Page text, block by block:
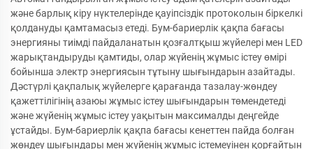
және барлық кіру нүктелерінде қауіпсіздік протоколын біркелкі
қолдануды қамтамасыз етеді. Бум-бариерлік қақпа бағасы
энергияны тиімді пайдаланатын қозғалтқыш жүйелері мен LED
жарықтандыруды қамтиды, олар жүйенің жұмыс істеу өмірі
бойынша электр энергиясын тұтыну шығындарын азайтады.
Дәстүрлі қақпалық жүйелерге қарағанда тазалау-жөндеу
қажеттілігінің азаюы жұмыс істеу шығындарын төмендетеді
және жүйенің жұмыс істеу уақытын максималды деңгейде
ұстайды. Бум-бариерлік қақпа бағасы кенеттен пайда болған
жөндеу шығындары мен жүйенің жұмыс істемеуінен қорғайтын